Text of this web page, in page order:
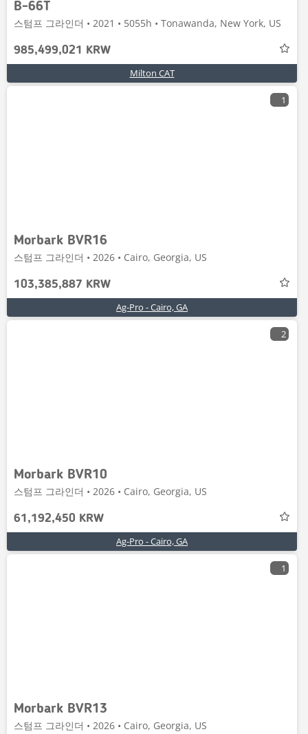
B-66T
스텀프 그라인더 • 2021 • 5055h • Tonawanda, New York, US
985,499,021 KRW
Milton CAT
1
Morbark BVR16
스텀프 그라인더 • 2026 • Cairo, Georgia, US
103,385,887 KRW
Ag-Pro - Cairo, GA
2
Morbark BVR10
스텀프 그라인더 • 2026 • Cairo, Georgia, US
61,192,450 KRW
Ag-Pro - Cairo, GA
1
Morbark BVR13
스텀프 그라인더 • 2026 • Cairo, Georgia, US